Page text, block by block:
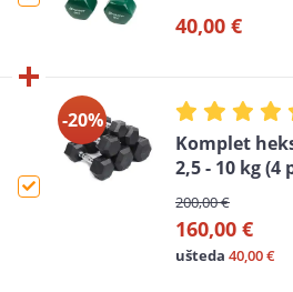
40,00 €
-20%
Komplet
2,5 - 10 kg (4
200,00 €
160,00 €
ušteda 40,00 €